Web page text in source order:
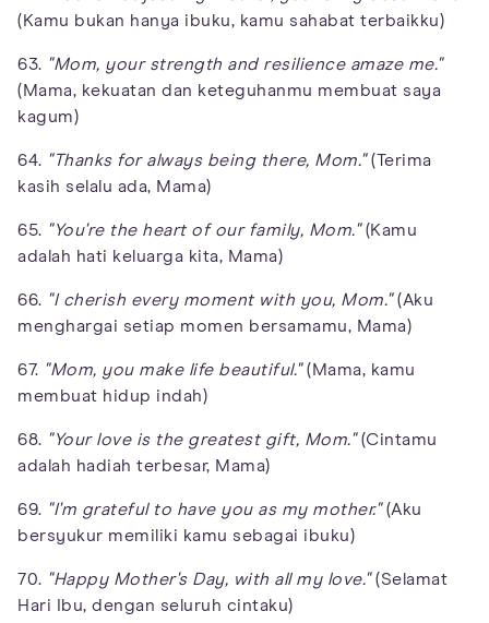
(Kamu bukan hanya ibuku, kamu sahabat terbaikku)
63. "Mom, your strength and resilience amaze me."
(Mama, kekuatan dan keteguhanmu membuat saya
kagum)
64. "Thanks for always being there, Mom."(Terima
kasih selalu ada, Mama)
65. "You're the heart of our family, Mom."(Kamu
adalah hati keluarga kita, Mama)
66. "I cherish every moment with you, Mom."(Aku
menghargai setiap momen bersamamu, Mama)
67. "Mom, you make life beautiful."(Mama, kamu
membuat hidup indah)
68. "Your love is the greatest gift, Mom."(Cintamu
adalah hadiah terbesar, Mama)
69. "I'm grateful to have you as my mother."(Aku
bersyukur memiliki kamu sebagai ibuku)
70. "Happy Mother's Day, with all my love."(Selamat
Hari Ibu, dengan seluruh cintaku)